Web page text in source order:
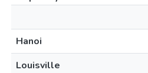
Hanoi
Louisville